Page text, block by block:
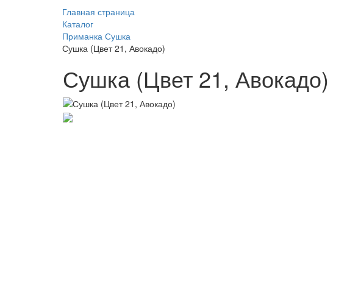
Главная страница
Каталог
Приманка Сушка
Сушка (Цвет 21, Авокадо)
Сушка (Цвет 21, Авокадо)